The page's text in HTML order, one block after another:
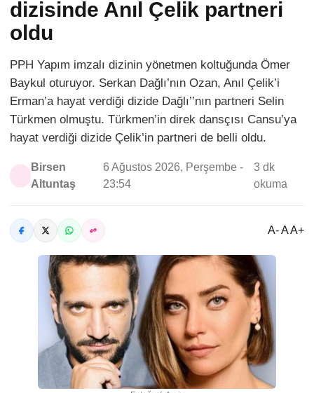
dizisinde Anıl Çelik partneri
oldu
PPH Yapım imzalı dizinin yönetmen koltuğunda Ömer
Baykul oturuyor. Serkan Dağlı’nın Ozan, Anıl Çelik’i
Erman’a hayat verdiği dizide Dağlı’’nın partneri Selin
Türkmen olmuştu. Türkmen’in direk dansçısı Cansu’ya
hayat verdiği dizide Çelik’in partneri de belli oldu.
Birsen
Altuntaş
6 Ağustos 2026, Perşembe -
23:54
3 dk
okuma
A- A A+